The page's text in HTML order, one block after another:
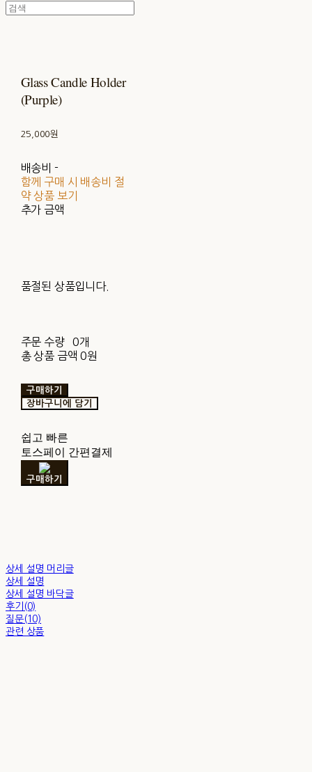
Glass Candle Holder
(Purple)
25,000원
배송비 -
함께 구매 시 배송비 절
약 상품 보기
추가 금액
품절된 상품입니다.
주문 수량
0개
총 상품 금액 0원
구매하기
장바구니에 담기
쉽고 빠른
토스페이 간편결제
구매하기
상세 설명 머리글
상세 설명
상세 설명 바닥글
후기(0)
질문(10)
관련 상품